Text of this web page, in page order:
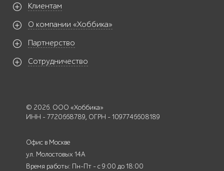
Клиентам
О компании «Хоббика»
Партнерство
Сотрудничество
© 2026. ООО «Хоббика»
ИНН - 7720668789, ОГРН - 1097746608189
Офис в Москве
ул. Молостовых 14А
Время работы: Пн-Пт - с 9:00 до 18:00